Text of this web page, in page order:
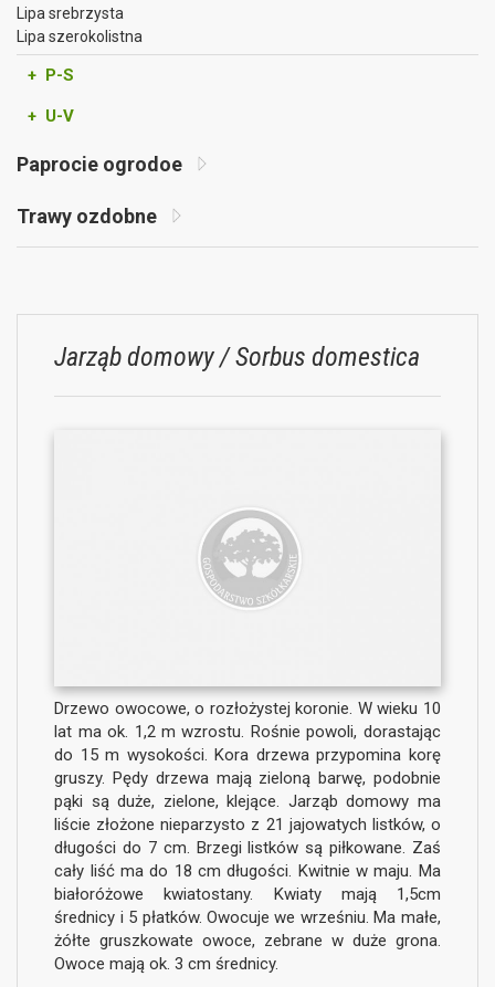
Lipa srebrzysta
Lipa szerokolistna
+ P-S
+ U-V
Paprocie ogrodoe
Trawy ozdobne
Jarząb domowy / Sorbus domestica
Drzewo owocowe, o rozłożystej koronie. W wieku 10
lat ma ok. 1,2 m wzrostu. Rośnie powoli, dorastając
do 15 m wysokości. Kora drzewa przypomina korę
gruszy. Pędy drzewa mają zieloną barwę, podobnie
pąki są duże, zielone, klejące. Jarząb domowy ma
liście złożone nieparzysto z 21 jajowatych listków, o
długości do 7 cm. Brzegi listków są piłkowane. Zaś
cały liść ma do 18 cm długości. Kwitnie w maju. Ma
białoróżowe kwiatostany. Kwiaty mają 1,5cm
średnicy i 5 płatków. Owocuje we wrześniu. Ma małe,
żółte gruszkowate owoce, zebrane w duże grona.
Owoce mają ok. 3 cm średnicy.